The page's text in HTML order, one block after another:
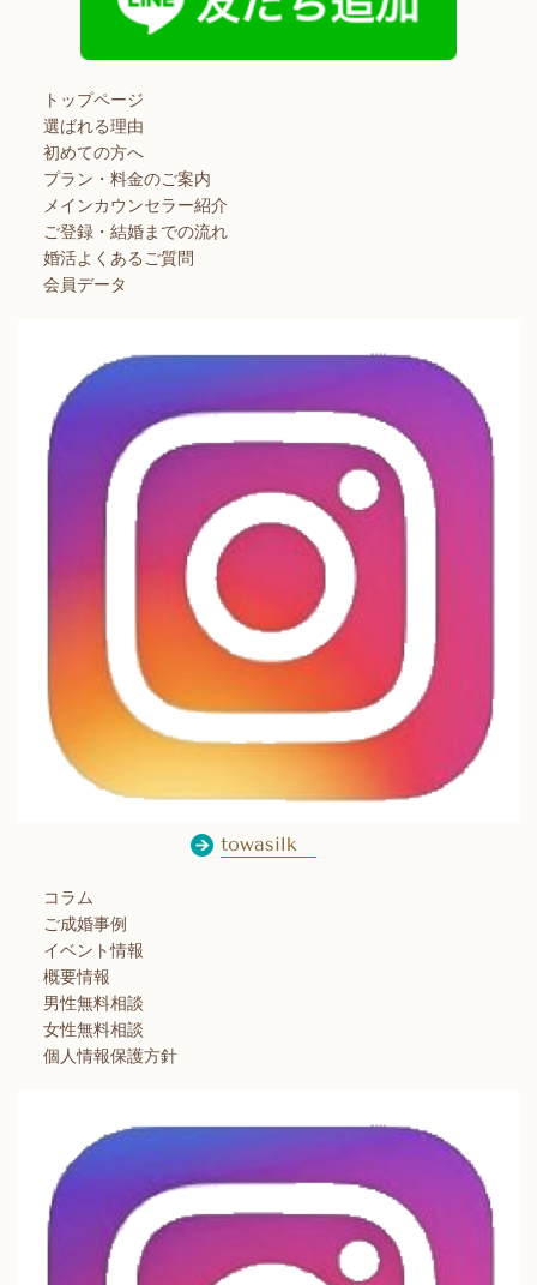
トップページ
選ばれる理由
初めての方へ
プラン・料金のご案内
メインカウンセラー紹介
ご登録・結婚までの流れ
婚活よくあるご質問
会員データ
towasilk
コラム
ご成婚事例
イベント情報
概要情報
男性無料相談
女性無料相談
個人情報保護方針